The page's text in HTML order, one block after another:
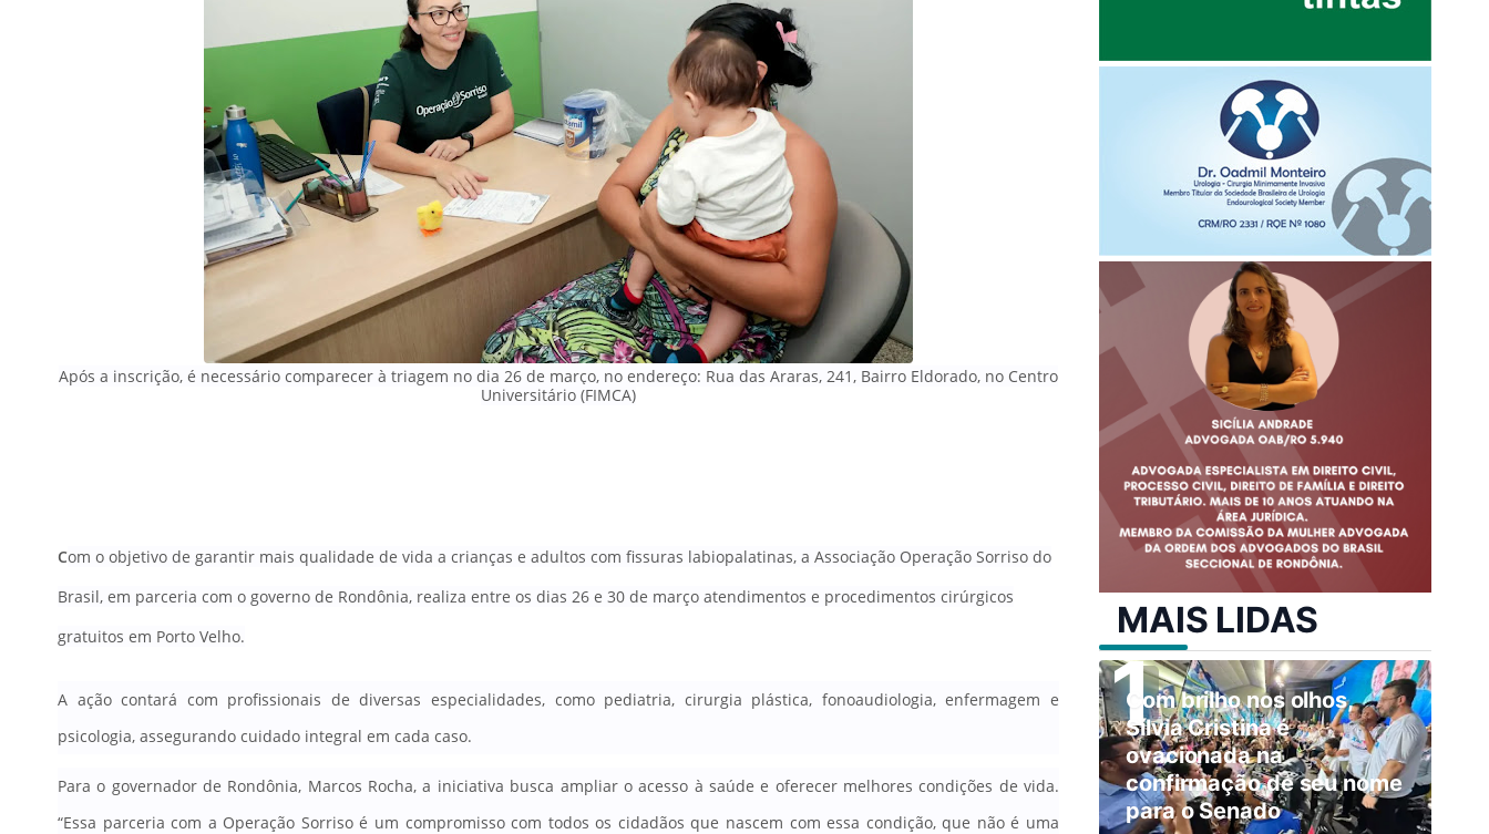
Após a inscrição, é necessário comparecer à triagem no dia 26 de março, no endereço: Rua das Araras, 241, Bairro Eldorado, no Centro
Universitário (FIMCA)
Com o objetivo de garantir mais qualidade de vida a crianças e adultos com fissuras labiopalatinas, a Associação Operação Sorriso do
Brasil, em parceria com o governo de Rondônia, realiza entre os dias 26 e 30 de março atendimentos e procedimentos cirúrgicos
gratuitos em Porto Velho.
A ação contará com profissionais de diversas especialidades, como pediatria, cirurgia plástica, fonoaudiologia, enfermagem e
psicologia, assegurando cuidado integral em cada caso.
Para o governador de Rondônia, Marcos Rocha, a iniciativa busca ampliar o acesso à saúde e oferecer melhores condições de vida.
“Essa parceria com a Operação Sorriso é um compromisso com todos os cidadãos que nascem com essa condição, que não é uma
MAIS LIDAS
Com brilho nos olhos,
Sílvia Cristina é
ovacionada na
confirmação de seu nome
para o Senado